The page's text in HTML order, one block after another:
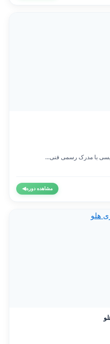
با مدرک رسمی فنی...
مشاهده دوره◀